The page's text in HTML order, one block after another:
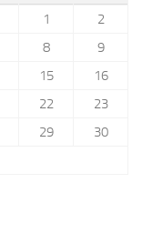
1
2
8
9
15
16
22
23
29
30